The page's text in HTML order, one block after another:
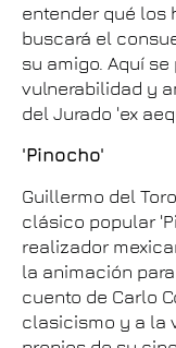
entender qué los
buscará el
su amigo. Aquí
vulnerabilidad y
del Jurado 'ex
'Pinocho'
Guillermo del
clásico popular
realizador
la animación
cuento de Carlo
clasicismo y a la